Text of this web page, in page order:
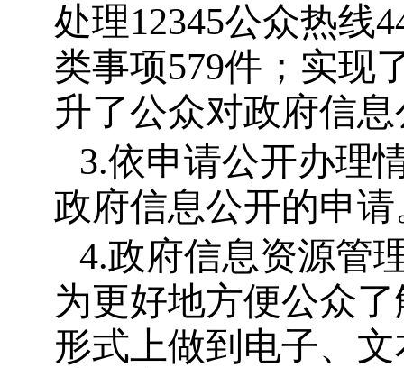
处理12345公众热线
类事项579件；实现
升了公众对政府信
3.依申请公开办理
政府信息公开的申请
4.政府信息资源管
为更好地方便公众
形式上做到电子、